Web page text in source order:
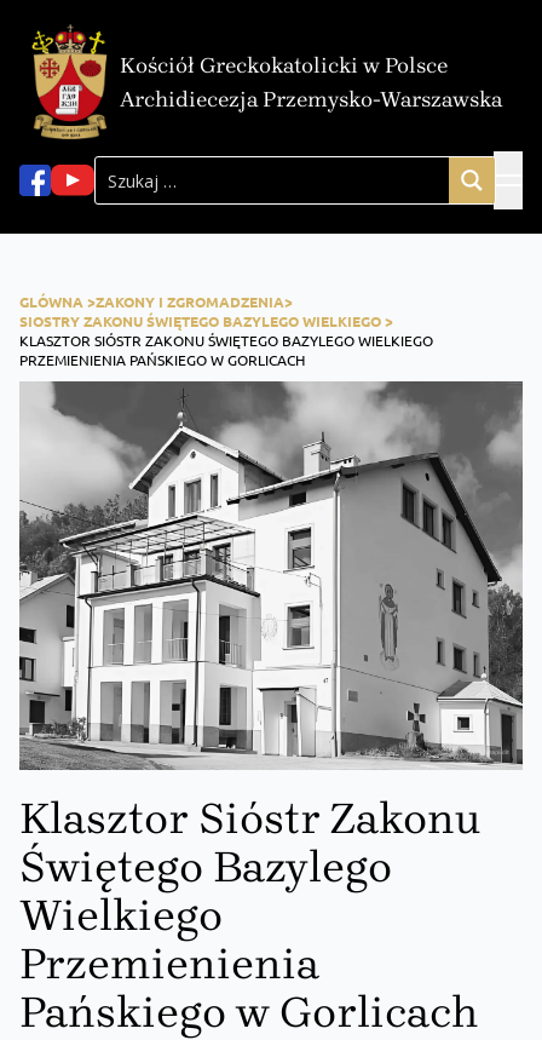
Kościół Greckokatolicki w Polsce
Archidiecezja Przemysko-Warszawska
GLÓWNA >ZAKONY I ZGROMADZENIA>
SIOSTRY ZAKONU ŚWIĘTEGO BAZYLEGO WIELKIEGO >
KLASZTOR SIÓSTR ZAKONU ŚWIĘTEGO BAZYLEGO WIELKIEGO
PRZEMIENIENIA PAŃSKIEGO W GORLICACH
Klasztor Sióstr Zakonu
Świętego Bazylego
Wielkiego
Przemienienia
Pańskiego w Gorlicach